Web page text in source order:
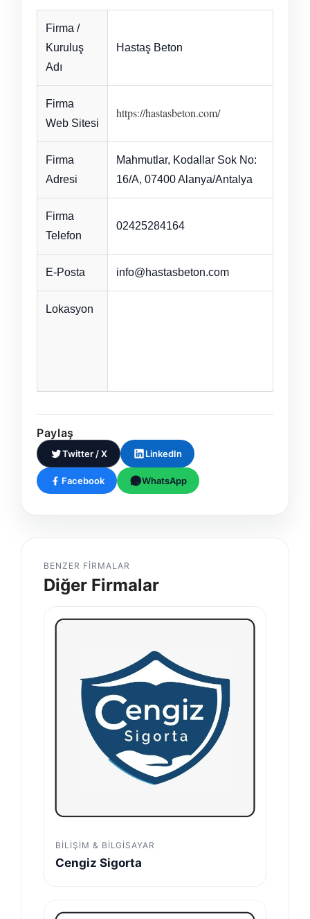
Firma /
Kuruluş
Adı
Hastaş Beton
Firma
Web Sitesi
https://hastasbeton.com/
Firma
Adresi
Mahmutlar, Kodallar Sok No:
16/A, 07400 Alanya/Antalya
Firma
Telefon
02425284164
E-Posta info@hastasbeton.com
Lokasyon
Paylaş
Twitter / X LinkedIn
Facebook WhatsApp
BENZER FIRMALAR
Diğer Firmalar
BILIŞIM & BILGISAYAR
Cengiz Sigorta